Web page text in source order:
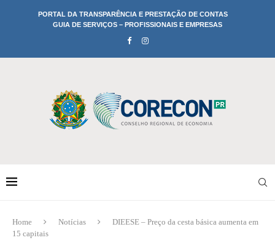
PORTAL DA TRANSPARÊNCIA E PRESTAÇÃO DE CONTAS
GUIA DE SERVIÇOS – PROFISSIONAIS E EMPRESAS
Home Notícias
DIEESE – Preço da cesta básica aumenta em
15 capitais